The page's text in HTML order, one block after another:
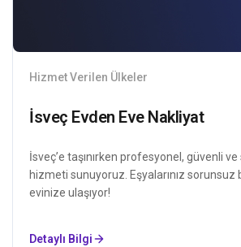
Hizmet Verilen Ülkeler
İsveç Evden Eve Nakliyat
İsveç’e taşınırken profesyonel, güvenli
hizmeti sunuyoruz. Eşyalarınız sorunsuz
evinize ulaşıyor!
Detaylı Bilgi